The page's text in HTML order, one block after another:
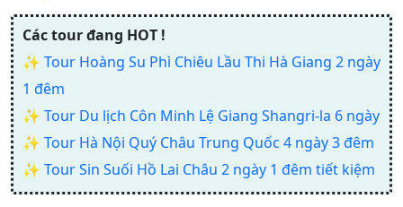
Các tour đang HOT !
✨ Tour Hoàng Su Phì Chiêu Lầu Thi Hà Giang 2 ngày
1 đêm
✨ Tour Du lịch Côn Minh Lệ Giang Shangri-la 6 ngày
✨ Tour Hà Nội Quý Châu Trung Quốc 4 ngày 3 đêm
✨ Tour Sin Suối Hồ Lai Châu 2 ngày 1 đêm tiết kiệm